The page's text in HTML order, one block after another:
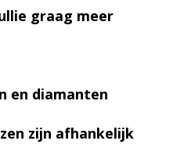
graag meer
en diamanten
zijn afhankelijk